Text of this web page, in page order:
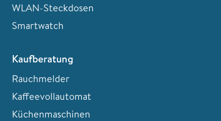
WLAN-Steckdosen
Smartwatch
Kaufberatung
Rauchmelder
Kaffeevollautomat
Küchenmaschinen